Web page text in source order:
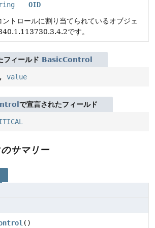
OID
トロールに割り当てられているオブジェ
です。
フィールド BasicControl
, value
で宣言されたフィールド
サマリー
()